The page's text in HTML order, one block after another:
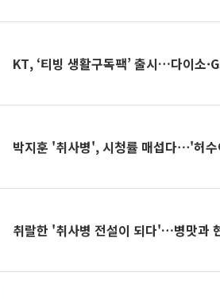
KT, ‘티빙 생활구독팩’ 출시…다이소
박지훈 '취사병', 시청률 매섭다⋯'허수
취랄한 '취사병 전설이 되다'…병맛과